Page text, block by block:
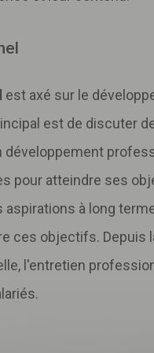
est axé sur le
est de discuter
développement
pour atteindre ses
à long
ces objectifs. Depuis
l'entretien